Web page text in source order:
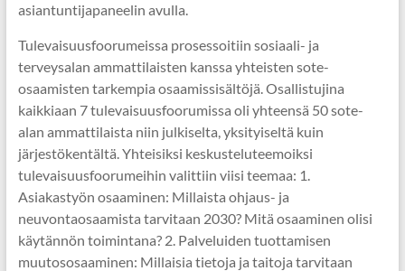
asiantuntijapaneelin avulla.
Tulevaisuusfoorumeissa prosessoitiin sosiaali- ja
terveysalan ammattilaisten kanssa yhteisten sote-
osaamisten tarkempia osaamissisältöjä. Osallistujina
kaikkiaan 7 tulevaisuusfoorumissa oli yhteensä 50 sote-
alan ammattilaista niin julkiselta, yksityiseltä kuin
järjestökentältä. Yhteisiksi keskusteluteemoiksi
tulevaisuusfoorumeihin valittiin viisi teemaa: 1.
Asiakastyön osaaminen: Millaista ohjaus- ja
neuvontaosaamista tarvitaan 2030? Mitä osaaminen olisi
käytännön toimintana? 2. Palveluiden tuottamisen
muutososaaminen: Millaisia tietoja ja taitoja tarvitaan